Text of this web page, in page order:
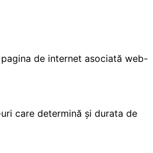
de internet asociată web-
care determină și durata de